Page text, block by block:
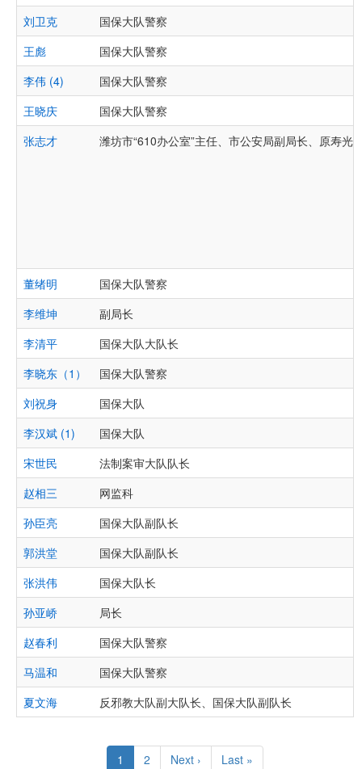
刘卫克
国保大队警察
王彪
国保大队警察
李伟 (4)
国保大队警察
王晓庆
国保大队警察
张志才
潍坊市“610办公室”主任、市公安局副局长、原寿光
董绪明
国保大队警察
李维坤
副局长
李清平
国保大队大队长
李晓东（1）
国保大队警察
刘祝身
国保大队
李汉斌 (1)
国保大队
宋世民
法制案审大队队长
赵相三
网监科
孙臣亮
国保大队副队长
郭洪堂
国保大队副队长
张洪伟
国保大队长
孙亚峤
局长
赵春利
国保大队警察
马温和
国保大队警察
夏文海
反邪教大队副大队长、国保大队副队长
Current
1 Page
2
Next
Next ›
Last
Last »